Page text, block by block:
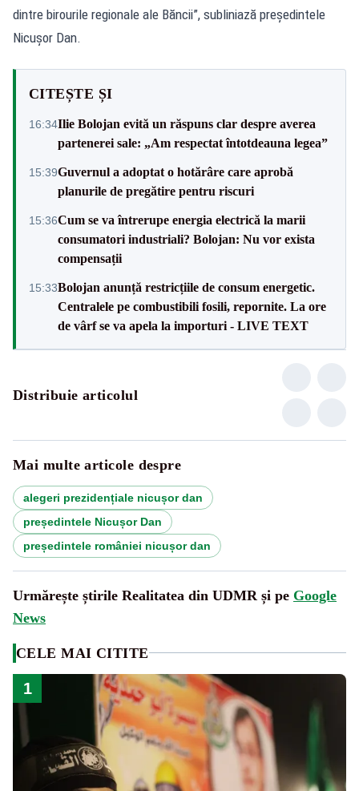
dintre birourile regionale ale Băncii”, subliniază preşedintele
Nicuşor Dan.
CITEȘTE ȘI
16:34Ilie Bolojan evită un răspuns clar despre averea
partenerei sale: „Am respectat întotdeauna legea”
15:39Guvernul a adoptat o hotărâre care aprobă
planurile de pregătire pentru riscuri
15:36Cum se va întrerupe energia electrică la marii
consumatori industriali? Bolojan: Nu vor exista
compensații
15:33Bolojan anunță restricțiile de consum energetic.
Centralele pe combustibili fosili, repornite. La ore
de vârf se va apela la importuri - LIVE TEXT
Distribuie articolul
Mai multe articole despre
alegeri prezidențiale nicușor dan
președintele Nicușor Dan
președintele româniei nicușor dan
Urmărește știrile Realitatea din UDMR și pe Google
News
CELE MAI CITITE
1